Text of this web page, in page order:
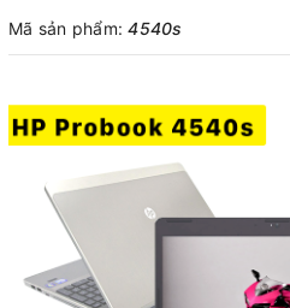
Mã sản phẩm:4540s